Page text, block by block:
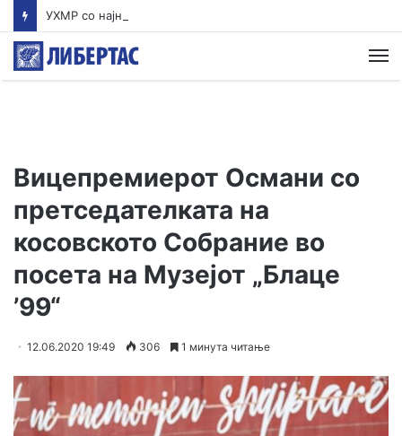
Вицепремиерот Османи со
претседателката на
косовското Собрание во
посета на Музејот „Блаце
’99“
12.06.2020 19:49 306 1 минута читање